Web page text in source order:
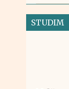
STUDIM